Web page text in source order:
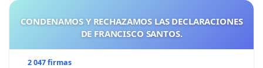
CONDENAMOS Y RECHAZAMOS LAS DECLARACIONES
DE FRANCISCO SANTOS.
2 047 firmas